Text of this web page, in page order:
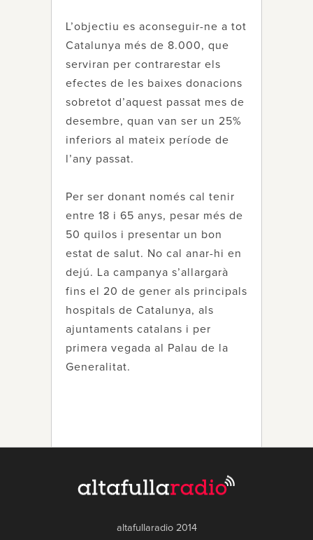
L’objectiu es aconseguir-ne a tot
Catalunya més de 8.000, que
serviran per contrarestar els
efectes de les baixes donacions
sobretot d’aquest passat mes de
desembre, quan van ser un 25%
inferiors al mateix període de
l’any passat.
Per ser donant només cal tenir
entre 18 i 65 anys, pesar més de
50 quilos i presentar un bon
estat de salut. No cal anar-hi en
dejú. La campanya s’allargarà
fins el 20 de gener als principals
hospitals de Catalunya, als
ajuntaments catalans i per
primera vegada al Palau de la
Generalitat.
altafullaradio 2014